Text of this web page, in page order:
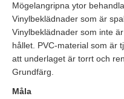
Mögelangripna ytor
Vinylbeklädnader som är
Vinylbeklädnader som inte
hållet. PVC-material som är
att underlaget är torrt och
Grundfärg.
Måla